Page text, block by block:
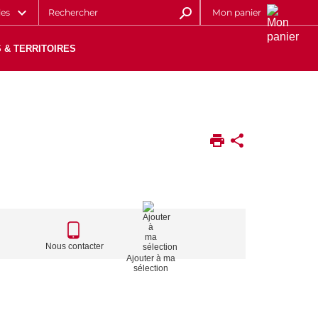
Mon panier
& TERRITOIRES
CALL
TO
ACTIONS
Nous contacter
Ajouter à ma
sélection